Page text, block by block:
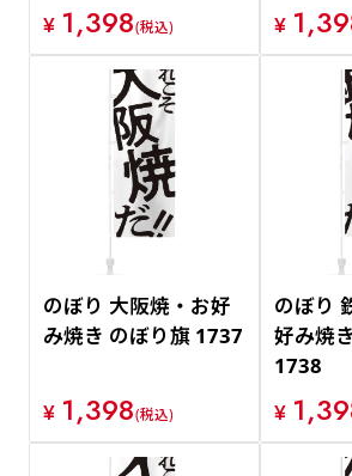
¥ 1,398(税込)
¥
のぼり 大阪焼・お好
み焼き のぼり旗 1737
¥ 1,398(税込)
のぼり
好み焼
1738
¥